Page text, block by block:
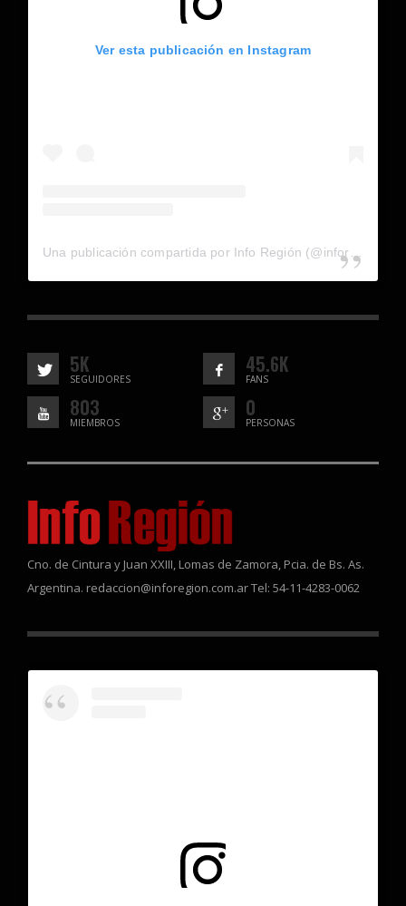
Ver esta publicación en Instagram
5K
SEGUIDORES
45.6K
FANS
803
MIEMBROS
0
PERSONAS
Cno. de Cintura y Juan XXIII, Lomas de Zamora, Pcia. de Bs. As.
Argentina. redaccion@inforegion.com.ar Tel: 54-11-4283-0062